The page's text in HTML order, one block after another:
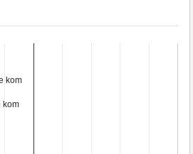
kom
kom
kom
kom